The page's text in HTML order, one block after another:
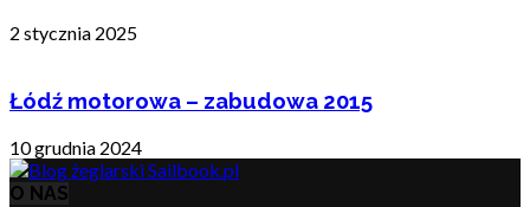
2 stycznia 2025
Łódź motorowa – zabudowa 2015
10 grudnia 2024
O NAS